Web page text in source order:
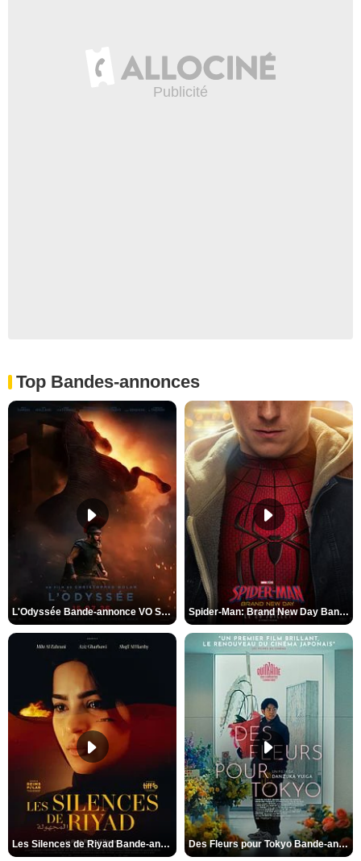
Top Bandes-annonces
L'Odyssée Bande-annonce VO STFR Spider-Man: Brand New Day Bande-annonce VO STFR
Les Silences de Riyad Bande-annonce VO STFR Des Fleurs pour Tokyo Bande-annonce VO STFR